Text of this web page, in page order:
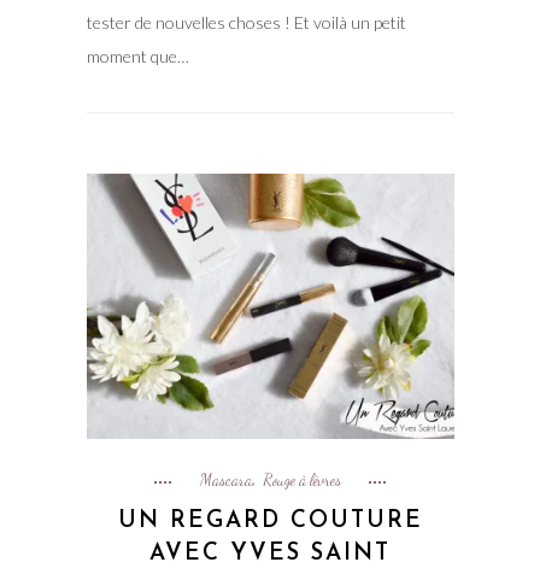
tester de nouvelles choses ! Et voilà un petit
moment que…
Mascara, Rouge à lèvres
UN REGARD COUTURE
AVEC YVES SAINT